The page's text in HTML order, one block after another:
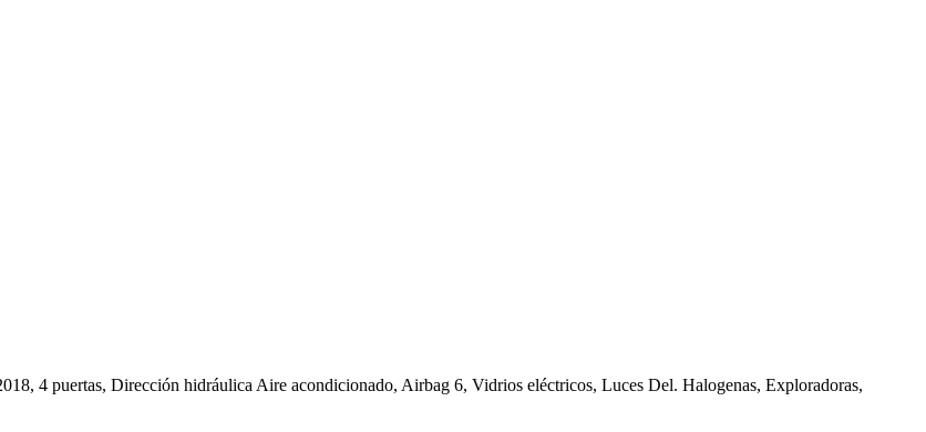
4 puertas, Dirección hidráulica Aire acondicionado, Airbag 6, Vidrios eléctricos, Luces Del. Halogenas, Exploradoras,